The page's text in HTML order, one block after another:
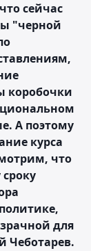
сейчас
"черной
коробочки
А поэтому
курса
что
для
Чеботарев.